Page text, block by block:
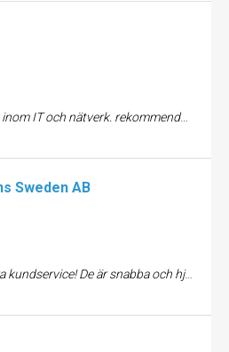
IT och nätverk. rekommenderas varmt.
Sweden AB
De är snabba och hjälpsamma